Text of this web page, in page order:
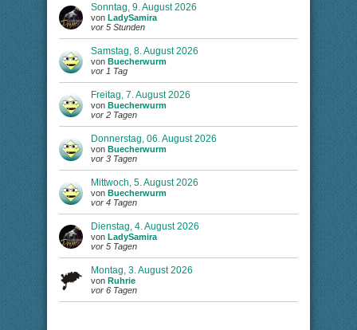
Sonntag, 9. August 2026
von LadySamira
vor 5 Stunden
Samstag, 8. August 2026
von Buecherwurm
vor 1 Tag
Freitag, 7. August 2026
von Buecherwurm
vor 2 Tagen
Donnerstag, 06. August 2026
von Buecherwurm
vor 3 Tagen
Mittwoch, 5. August 2026
von Buecherwurm
vor 4 Tagen
Dienstag, 4. August 2026
von LadySamira
vor 5 Tagen
Montag, 3. August 2026
von Ruhrie
vor 6 Tagen